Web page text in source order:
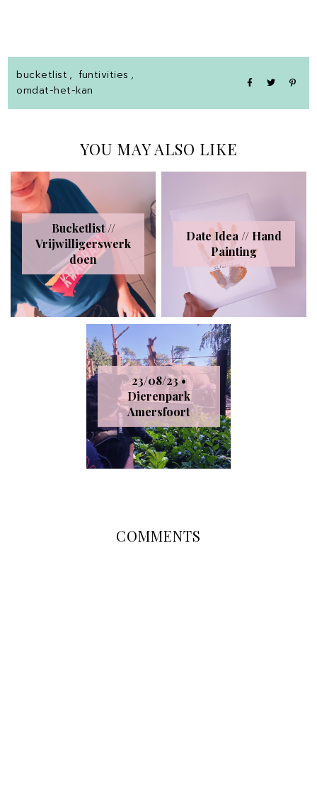
bucketlist , funtivities ,
omdat-het-kan
YOU MAY ALSO LIKE
Bucketlist //
Vrijwilligerswerk
doen
Date Idea // Hand
Painting
23/08/23 •
Dierenpark
Amersfoort
COMMENTS